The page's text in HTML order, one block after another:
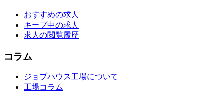
おすすめの求人
キープ中の求人
求人の閲覧履歴
コラム
ジョブハウス工場について
工場コラム